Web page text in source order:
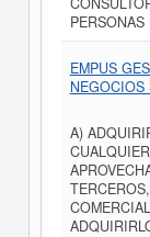
EMPUS
NEGOCIOS
A)